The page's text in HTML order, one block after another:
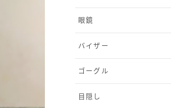
眼鏡
バイザー
ゴーグル
目隠し